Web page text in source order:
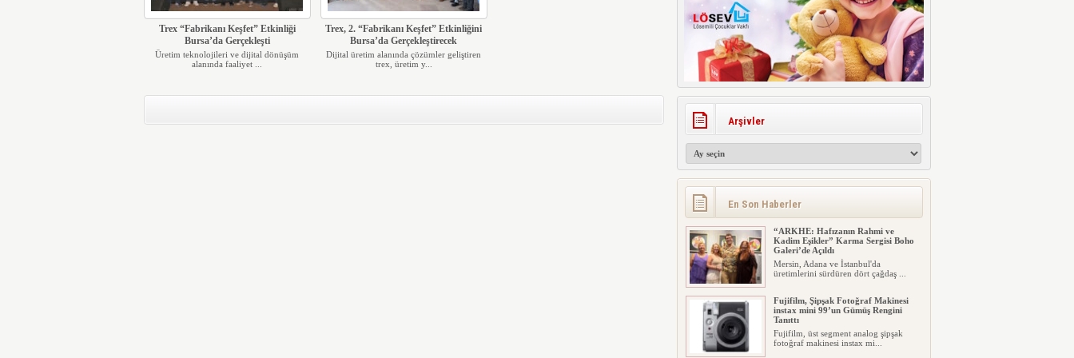
Trex “Fabrikanı Keşfet” Etkinliği
Bursa’da Gerçekleşti
Üretim teknolojileri ve dijital dönüşüm
alanında faaliyet ...
Trex, 2. “Fabrikanı Keşfet” Etkinliğini
Bursa’da Gerçekleştirecek
Dijital üretim alanında çözümler geliştiren
trex, üretim y...
Arşivler
En Son Haberler
“ARKHE: Hafızanın Rahmi ve
Kadim Eşikler” Karma Sergisi Boho
Galeri’de Açıldı
Mersin, Adana ve İstanbul'da
üretimlerini sürdüren dört çağdaş ...
Fujifilm, Şipşak Fotoğraf Makinesi
instax mini 99’un Gümüş Rengini
Tanıttı
Fujifilm, üst segment analog şipşak
fotoğraf makinesi instax mi...